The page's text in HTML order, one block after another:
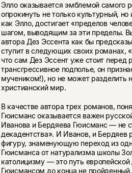
Элло оказывается эмблемой самого
опрокинуть не только культурный,
как Элло, достигает «пределов
шагом, выводящим за эти пределы.
автора Дез Эссента как бы
ступит в следующих своих романах,
что сам Дез Эссент уже стоит перед
трансгрессивное подполье, он
мучеником!), но не может разделить
христианский мир.
В качестве автора трех романов,
Гюисманс оказывается важен
Иванова и Бердяева Гюисманс — не
декадентства». И Иванов, и
фигуру, знаменующую переход из
Гюисманса от натурализма школы
католицизму — это путь
Гюисмансом до конца не